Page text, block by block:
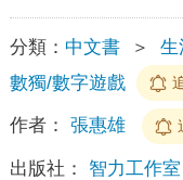
分類： 中文書 ＞ 生
數獨/數字遊戲
作者： 張惠雄
出版社： 智力工作室